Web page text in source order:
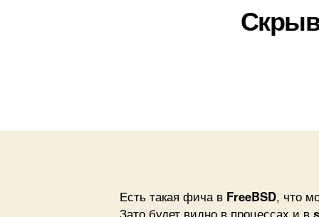
Есть такая фича в FreeBSD, что
Зато будет видно в процессах и в